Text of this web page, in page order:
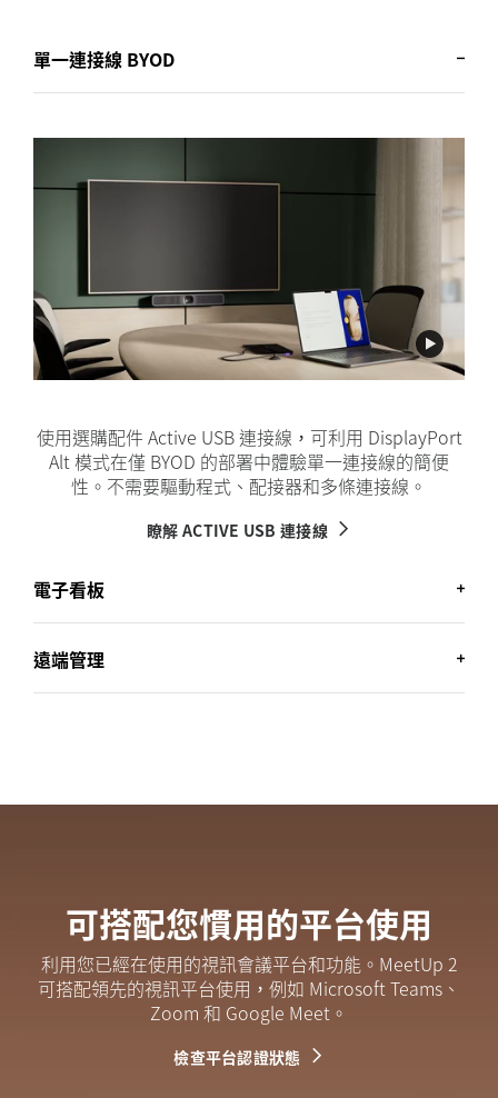
單一連接線 BYOD
使用選購配件 Active USB 連接線，可利用 DisplayPort
Alt 模式在僅 BYOD 的部署中體驗單一連接線的簡便
性。不需要驅動程式、配接器和多條連接線。
瞭解 ACTIVE USB 連接線
電子看板
遠端管理
可搭配您慣用的平台使用
利用您已經在使用的視訊會議平台和功能。MeetUp 2
可搭配領先的視訊平台使用，例如 Microsoft Teams、
Zoom 和 Google Meet。
檢查平台認證狀態
可搭配您慣用的平台使用
利用您已經在使用的視訊會議平台和功能。MeetUp 2
可搭配領先的視訊平台使用，例如 Microsoft Teams、
Zoom 和 Google Meet* 。
檢查平台認證狀態
可搭配您慣用的平台使用
利用您已經在使用的視訊會議平台和功能。MeetUp 2
可搭配領先的視訊平台使用，例如 Microsoft Teams、
Zoom 和 Google Meet* 。
檢查平台認證狀態